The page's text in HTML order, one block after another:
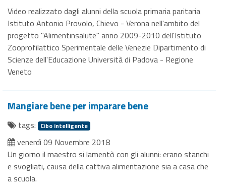
Video realizzato dagli alunni della scuola primaria paritaria
Istituto Antonio Provolo, Chievo - Verona nell'ambito del
progetto "Alimentinsalute" anno 2009-2010 dell'Istituto
Zooprofilattico Sperimentale delle Venezie Dipartimento di
Scienze dell'Educazione Università di Padova - Regione
Veneto
Mangiare bene per imparare bene
tags: Cibo intelligente
venerdì 09 Novembre 2018
Un giorno il maestro si lamentò con gli alunni: erano stanchi
e svogliati, causa della cattiva alimentazione sia a casa che
a scuola.